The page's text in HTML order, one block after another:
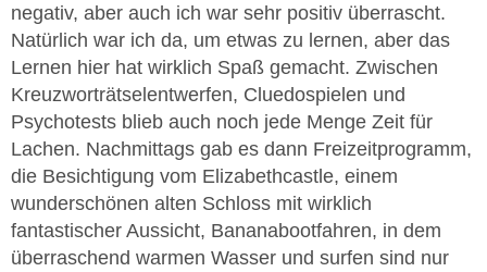
negativ, aber auch ich war sehr positiv überrascht.
Natürlich war ich da, um etwas zu lernen, aber das
Lernen hier hat wirklich Spaß gemacht. Zwischen
Kreuzworträtselentwerfen, Cluedospielen und
Psychotests blieb auch noch jede Menge Zeit für
Lachen. Nachmittags gab es dann Freizeitprogramm,
die Besichtigung vom Elizabethcastle, einem
wunderschönen alten Schloss mit wirklich
fantastischer Aussicht, Bananabootfahren, in dem
überraschend warmen Wasser und surfen sind nur